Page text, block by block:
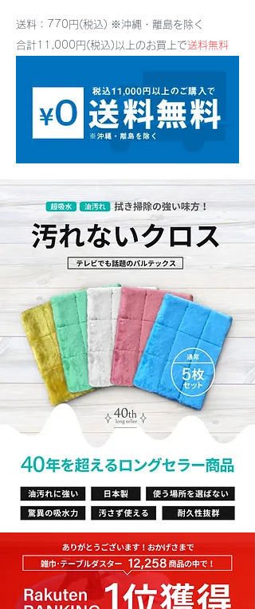
送料：770円(税込) ※沖縄・離島を除く
合計11,000円(税込)以上のお買上で送料無料